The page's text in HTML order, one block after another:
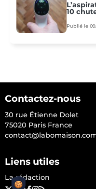
10
Publié le
Contactez-nous
30 rue Étienne Dolet
75020 Paris France
Liens utiles
La rédaction